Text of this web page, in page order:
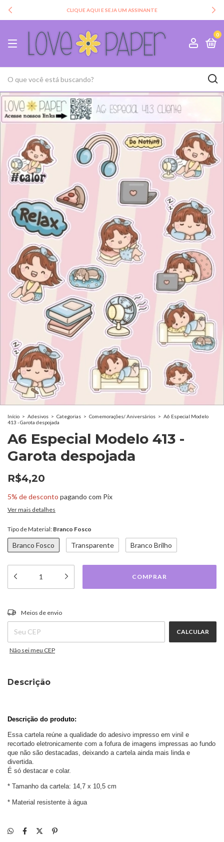
CLIQUE AQUI E SEJA UM ASSINANTE
0
Início > Adesivos > Categorias > Comemorações/ Aniversários > A6 Especial Modelo
413 - Garota despojada
A6 Especial Modelo 413 -
Garota despojada
R$4,20
5% de desconto pagando com Pix
Ver mais detalhes
Tipo de Material: Branco Fosco
Branco Fosco Transparente Branco Brilho
Entregas para o CEP:
Meios de envio
CALCULAR
Não sei meu CEP
Descrição
Descrição do produto:
Essa cartela reúne a qualidade do adesivo impresso em vinil e
recortado eletronicamente com a fofura de imagens impressas ao fundo
que não são destacadas, deixando a cartela ainda mais linda e
divertida.
É só destacar e colar.
* Tamanho da cartela: 14,7 x 10,5 cm
* Material resistente à água